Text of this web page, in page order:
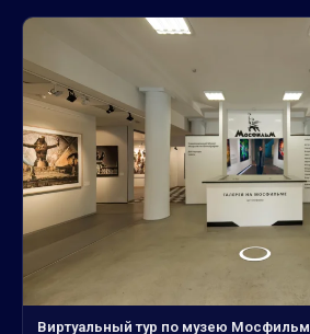
Виртуальный тур по музею Мосфильм